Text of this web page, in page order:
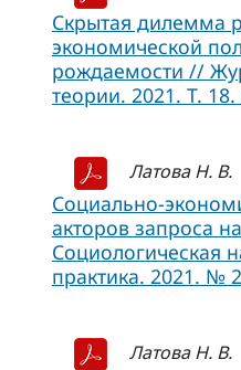
Скрытая дилемма
экономической
рождаемости //
теории. 2021. Т.
Латова Н. В.
Социально-
акторов запроса
Социологическая
практика. 2021. №
Латова Н. В.